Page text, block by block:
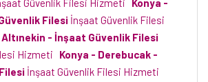
Güvenlik Filesi Hizmeti
Konya -
Filesi İnşaat Güvenlik Filesi
Altınekin - İnşaat Güvenlik Filesi
Hizmeti
Konya - Derebucak -
İnşaat Güvenlik Filesi Hizmeti